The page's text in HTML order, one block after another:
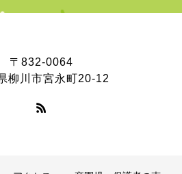
〒832-0064
柳川市宮永町20-12